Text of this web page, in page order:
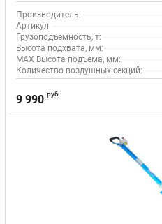
Производитель:
Артикул:
Грузоподъемность, т:
Высота подхвата, мм:
MAX Высота подъема, мм:
Количество воздушных секций:
9 990 руб